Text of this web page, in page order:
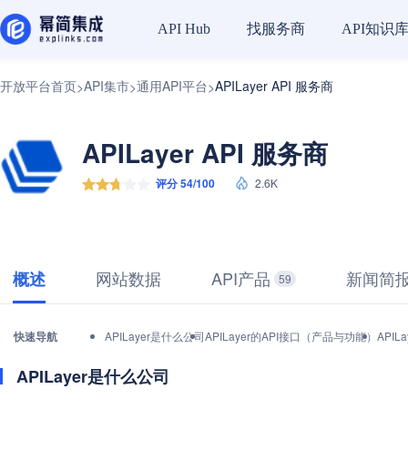
API Hub 找服务商 API知识库
开放平台首页>API集市>通用API平台>APILayer API 服务商
APILayer API 服务商
评分 54/100 2.6K
概述 网站数据 API产品 59 新闻简
快速导航 APILayer是什么公司APILayer的API接口（产品与功能）
APILayer是什么公司